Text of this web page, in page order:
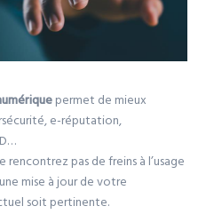
permet de mieux
e-réputation,
rencontrez pas de freins à l’usage
mise à jour de votre
soit pertinente.